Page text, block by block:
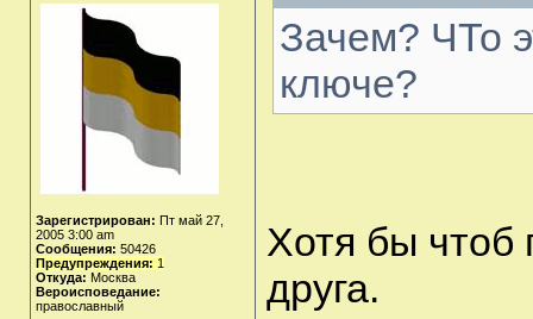
Зарегистрирован: Пт май 27,
2005 3:00 am
Сообщения: 50426
Предупреждения: 1
Откуда: Москва
Вероисповедание:
православный
Зачем? ЧТо
ключе?
Хотя бы чтоб
друга.